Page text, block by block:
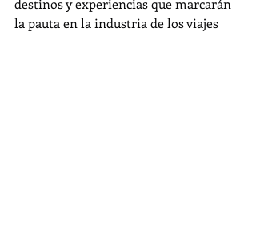
destinos y experiencias que marcarán
la pauta en la industria de los viajes